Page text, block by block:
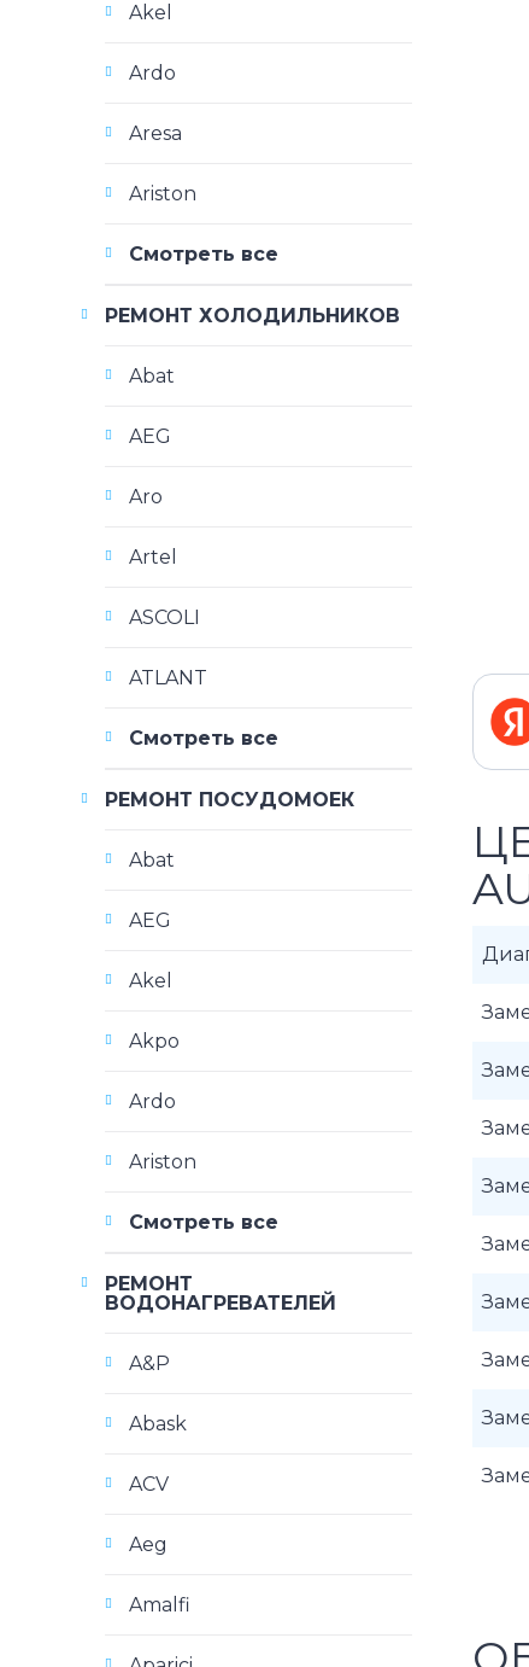
Akel
Ardo
Aresa
Ariston
Смотреть все
РЕМОНТ ХОЛОДИЛЬНИКОВ
Abat
AEG
Aro
Artel
ASCOLI
ATLANT
Смотреть все
РЕМОНТ ПОСУДОМОЕК
Abat
AEG
Akel
Akpo
Ardo
Ariston
Смотреть все
РЕМОНТ
ВОДОНАГРЕВАТЕЛЕЙ
A&P
Abask
ACV
Aeg
Amalfi